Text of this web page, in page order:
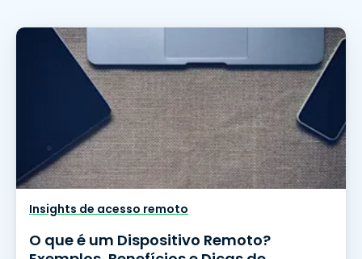
Insights de acesso remoto
O que é um Dispositivo Remoto?